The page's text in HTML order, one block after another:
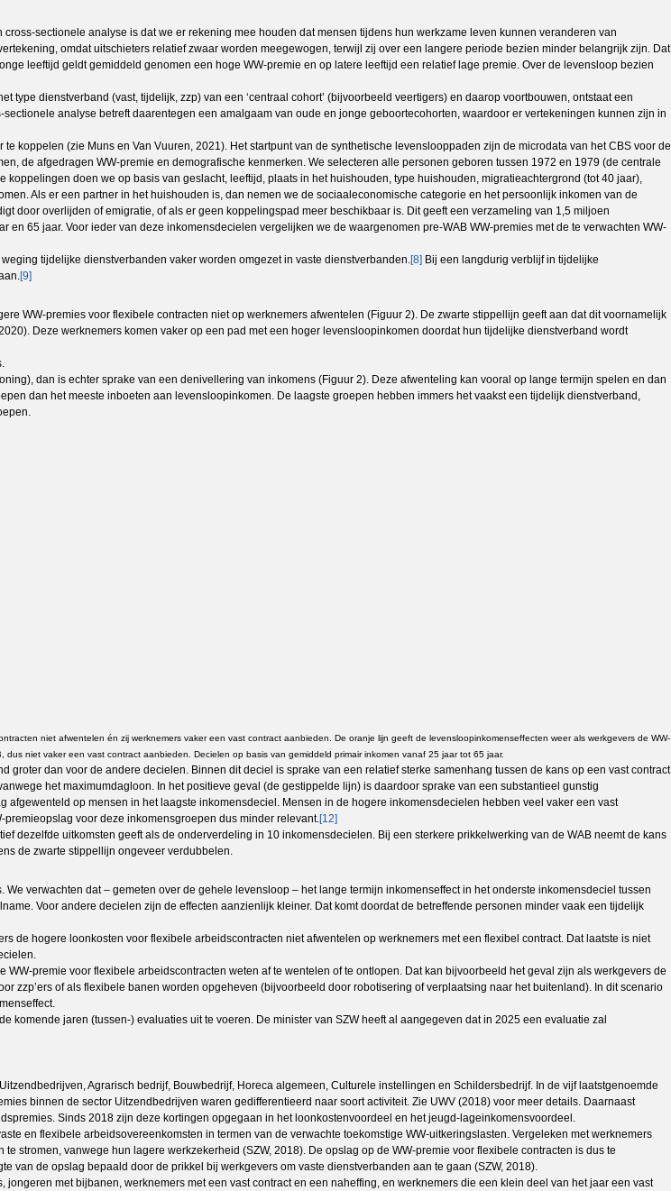
sectionele analyse is dat we er rekening mee houden dat mensen tijdens hun werkzame leven kunnen veranderen van
omdat uitschieters relatief zwaar worden meegewogen, terwijl zij over een langere periode bezien minder belangrijk zijn. Dat
leeftijd geldt gemiddeld genomen een hoge WW-premie en op latere leeftijd een relatief lage premie. Over de levensloop bezien
dienstverband (vast, tijdelijk, zzp) van een ‘centraal cohort’ (bijvoorbeeld veertigers) en daarop voortbouwen, ontstaat een
analyse betreft daarentegen een amalgaam van oude en jonge geboortecohorten, waardoor er vertekeningen kunnen zijn in
koppelen (zie Muns en Van Vuuren, 2021). Het startpunt van de synthetische levenslooppaden zijn de microdata van het CBS voor de
de afgedragen WW-premie en demografische kenmerken. We selecteren alle personen geboren tussen 1972 en 1979 (de centrale
doen we op basis van geslacht, leeftijd, plaats in het huishouden, type huishouden, migratieachtergrond (tot 40 jaar),
Als er een partner in het huishouden is, dan nemen we de sociaaleconomische categorie en het persoonlijk inkomen van de
door overlijden of emigratie, of als er geen koppelingspad meer beschikbaar is. Dit geeft een verzameling van 1,5 miljoen
65 jaar. Voor ieder van deze inkomensdecielen vergelijken we de waargenomen pre-WAB WW-premies met de te verwachten WW-
tijdelijke dienstverbanden vaker worden omgezet in vaste dienstverbanden.[8] Bij een langdurig verblijf in tijdelijke
[9]
WW-premies voor flexibele contracten niet op werknemers afwentelen (Figuur 2). De zwarte stippellijn geeft aan dat dit voornamelijk
Deze werknemers komen vaker op een pad met een hoger levensloopinkomen doordat hun tijdelijke dienstverband wordt
dan is echter sprake van een denivellering van inkomens (Figuur 2). Deze afwenteling kan vooral op lange termijn spelen en dan
dan het meeste inboeten aan levensloopinkomen. De laagste groepen hebben immers het vaakst een tijdelijk dienstverband,
niet afwentelen én zij werknemers vaker een vast contract aanbieden. De oranje lijn geeft de levensloopinkomenseffecten weer als werkgevers de WW-
niet vaker een vast contract aanbieden. Decielen op basis van gemiddeld primair inkomen vanaf 25 jaar tot 65 jaar.
dan voor de andere decielen. Binnen dit deciel is sprake van een relatief sterke samenhang tussen de kans op een vast contract
het maximumdagloon. In het positieve geval (de gestippelde lijn) is daardoor sprake van een substantieel gunstig
op mensen in het laagste inkomensdeciel. Mensen in de hogere inkomensdecielen hebben veel vaker een vast
voor deze inkomensgroepen dus minder relevant.[12]
dezelfde uitkomsten geeft als de onderverdeling in 10 inkomensdecielen. Bij een sterkere prikkelwerking van de WAB neemt de kans
de zwarte stippellijn ongeveer verdubbelen.
verwachten dat – gemeten over de gehele levensloop – het lange termijn inkomenseffect in het onderste inkomensdeciel tussen
Voor andere decielen zijn de effecten aanzienlijk kleiner. Dat komt doordat de betreffende personen minder vaak een tijdelijk
de hogere loonkosten voor flexibele arbeidscontracten niet afwentelen op werknemers met een flexibel contract. Dat laatste is niet
premie voor flexibele arbeidscontracten weten af te wentelen of te ontlopen. Dat kan bijvoorbeeld het geval zijn als werkgevers de
zzp’ers of als flexibele banen worden opgeheven (bijvoorbeeld door robotisering of verplaatsing naar het buitenland). In dit scenario
jaren (tussen-) evaluaties uit te voeren. De minister van SZW heeft al aangegeven dat in 2025 een evaluatie zal
Agrarisch bedrijf, Bouwbedrijf, Horeca algemeen, Culturele instellingen en Schildersbedrijf. In de vijf laatstgenoemde
binnen de sector Uitzendbedrijven waren gedifferentieerd naar soort activiteit. Zie UWV (2018) voor meer details. Daarnaast
Sinds 2018 zijn deze kortingen opgegaan in het loonkostenvoordeel en het jeugd-lageinkomensvoordeel.
en flexibele arbeidsovereenkomsten in termen van de verwachte toekomstige WW-uitkeringslasten. Vergeleken met werknemers
stromen, vanwege hun lagere werkzekerheid (SZW, 2018). De opslag op de WW-premie voor flexibele contracten is dus te
van de opslag bepaald door de prikkel bij werkgevers om vaste dienstverbanden aan te gaan (SZW, 2018).
met bijbanen, werknemers met een vast contract en een naheffing, en werknemers die een klein deel van het jaar een vast